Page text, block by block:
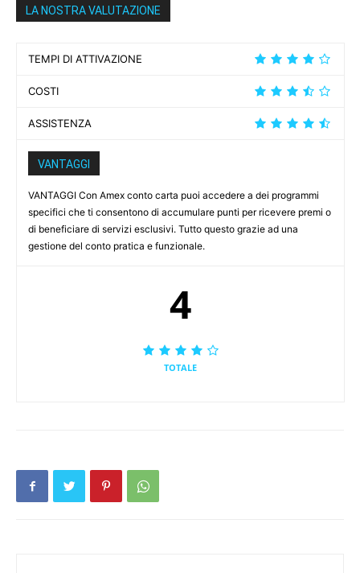
LA NOSTRA VALUTAZIONE
TEMPI DI ATTIVAZIONE
COSTI
ASSISTENZA
VANTAGGI
VANTAGGI Con Amex conto carta puoi accedere a dei programmi
specifici che ti consentono di accumulare punti per ricevere premi o
di beneficiare di servizi esclusivi. Tutto questo grazie ad una
gestione del conto pratica e funzionale.
4
TOTALE